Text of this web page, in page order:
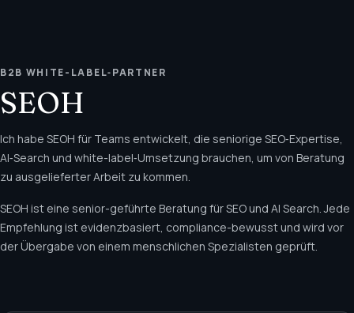
B2B WHITE-LABEL‑PARTNER
SEOH
Ich habe SEOH für Teams entwickelt, die seniorige SEO‑Expertise,
AI‑Search und white-label‑Umsetzung brauchen, um von Beratung
zu ausgelieferter Arbeit zu kommen.
SEOH ist eine senior-geführte Beratung für SEO und AI Search. Jede
Empfehlung ist evidenzbasiert, compliance-bewusst und wird vor
der Übergabe von einem menschlichen Spezialisten geprüft.